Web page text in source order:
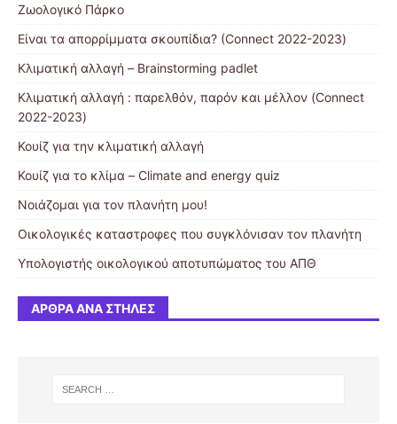
Ζωολογικό Πάρκο
Είναι τα απορρίμματα σκουπίδια? (Connect 2022-2023)
Κλιματική αλλαγή – Brainstorming padlet
Κλιματική αλλαγή : παρελθόν, παρόν και μέλλον (Connect
2022-2023)
Κουίζ για την κλιματική αλλαγή
Κουίζ για το κλίμα – Climate and energy quiz
Νοιάζομαι για τον πλανήτη μου!
Οικολογικές καταστροφες που συγκλόνισαν τον πλανήτη
Υπολογιστής οικολογικού αποτυπώματος του ΑΠΘ
ΆΡΘΡΑ ΑΝΆ ΣΤΉΛΕΣ